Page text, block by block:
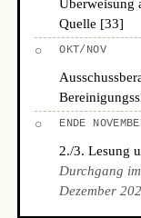
Überweisung
Quelle [33]
○ OKT/NOV
○ ENDE
2./3. Lesung
Durchgang
Dezember